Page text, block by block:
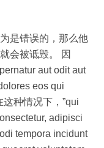
是错误的，那么他
会被诋毁。 因
aut odit aut
eos qui
种情况下，”qui
adipisci
tempora incidunt